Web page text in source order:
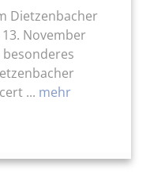
Dietzenbacher
November
... mehr